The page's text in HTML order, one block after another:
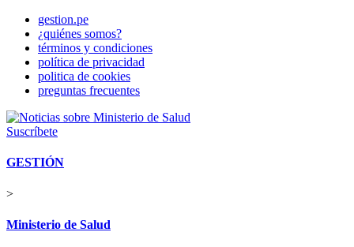
gestion.pe
¿quiénes somos?
términos y condiciones
política de privacidad
politica de cookies
preguntas frecuentes
Suscríbete
GESTIÓN
>
Ministerio de Salud